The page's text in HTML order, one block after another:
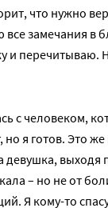
что нужно
замечания в
и перечитываю.
с человеком,
но я готов. Это
девушка, выходя
– но не от
Я кому-то